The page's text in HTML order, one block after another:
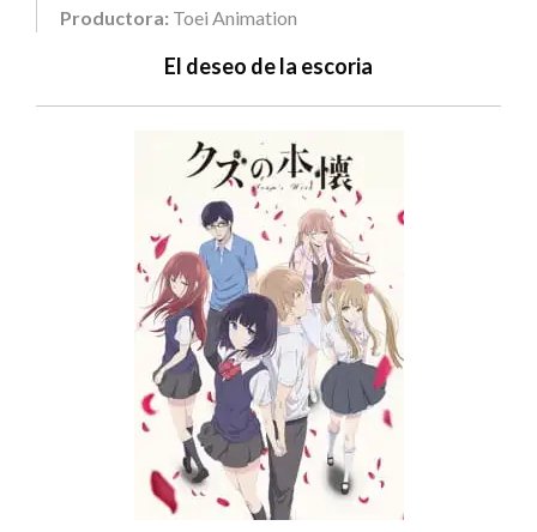
Productora: Toei Animation
El deseo de la escoria